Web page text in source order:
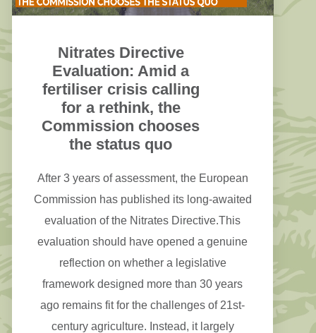
Nitrates Directive
Evaluation: Amid a
fertiliser crisis calling
for a rethink, the
Commission chooses
the status quo
After 3 years of assessment, the European
Commission has published its long-awaited
evaluation of the Nitrates Directive.This
evaluation should have opened a genuine
reflection on whether a legislative
framework designed more than 30 years
ago remains fit for the challenges of 21st-
century agriculture. Instead, it largely